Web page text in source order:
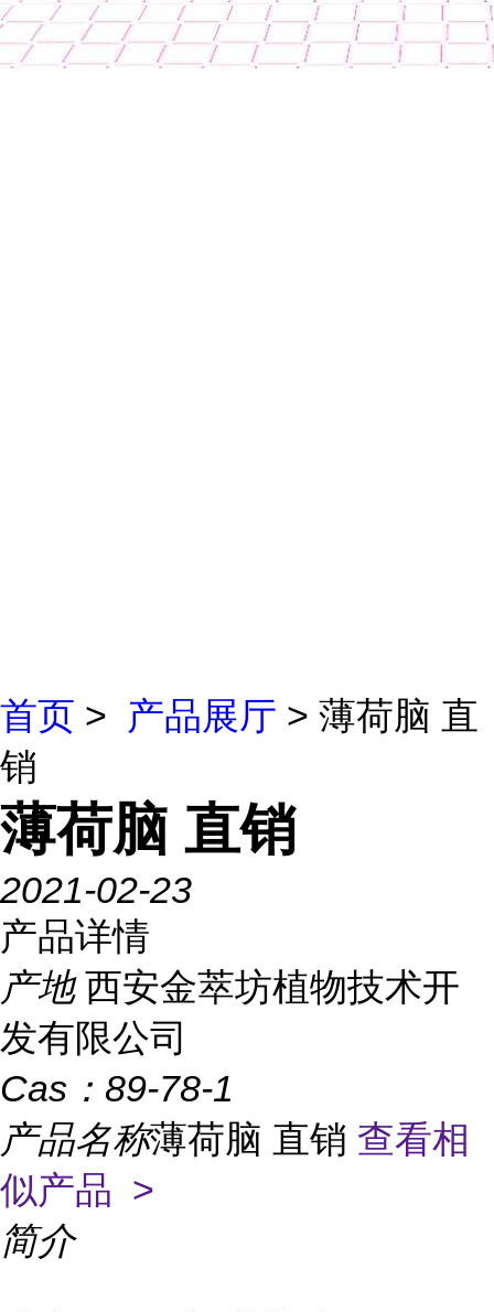
首页 > 产品展厅 > 薄荷脑 直
销
薄荷脑 直销
2021-02-23
产品详情
产地 西安金萃坊植物技术开
发有限公司
Cas： 89-78-1
产品名称薄荷脑 直销 查看相
似产品 >
简介